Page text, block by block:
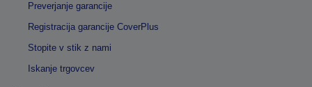
Preverjanje garancije
Registracija garancije CoverPlus
Stopite v stik z nami
Iskanje trgovcev